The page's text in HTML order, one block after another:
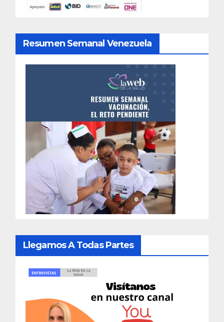
Resumen Semanal Venezuela
Llegamos A Todas Partes